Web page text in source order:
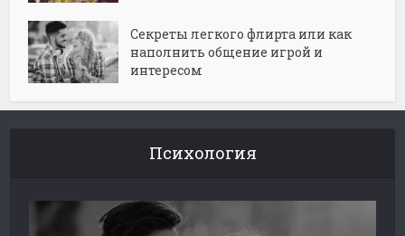
Секреты легкого флирта или как
наполнить общение игрой и
интересом
Психология